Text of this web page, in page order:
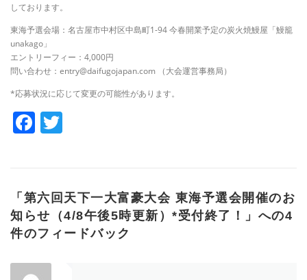
しております。
東海予選会場：名古屋市中村区中島町1-94 今春開業予定の炭火焼鰻屋「鰻籠
unakago」
エントリーフィー：4,000円
問い合わせ：entry@daifugojapan.com （大会運営事務局）
*応募状況に応じて変更の可能性があります。
Facebook
「 第六回天下一大富豪大会 東海予選会開催のお
知らせ（4/8午後5時更新）*受付終了！
」への4
件のフィードバック